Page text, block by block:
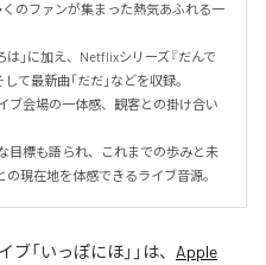
のファンが集まった熱気あふれる一
は」に加え、Netflixシリーズ『だんで
て最新曲「だだ」などを収録。
ブ会場の一体感、観客との掛け合い
目標も語られ、これまでの歩みと未
現在地を体感できるライブ音源。
「いっぽにほ」 」は、 Apple